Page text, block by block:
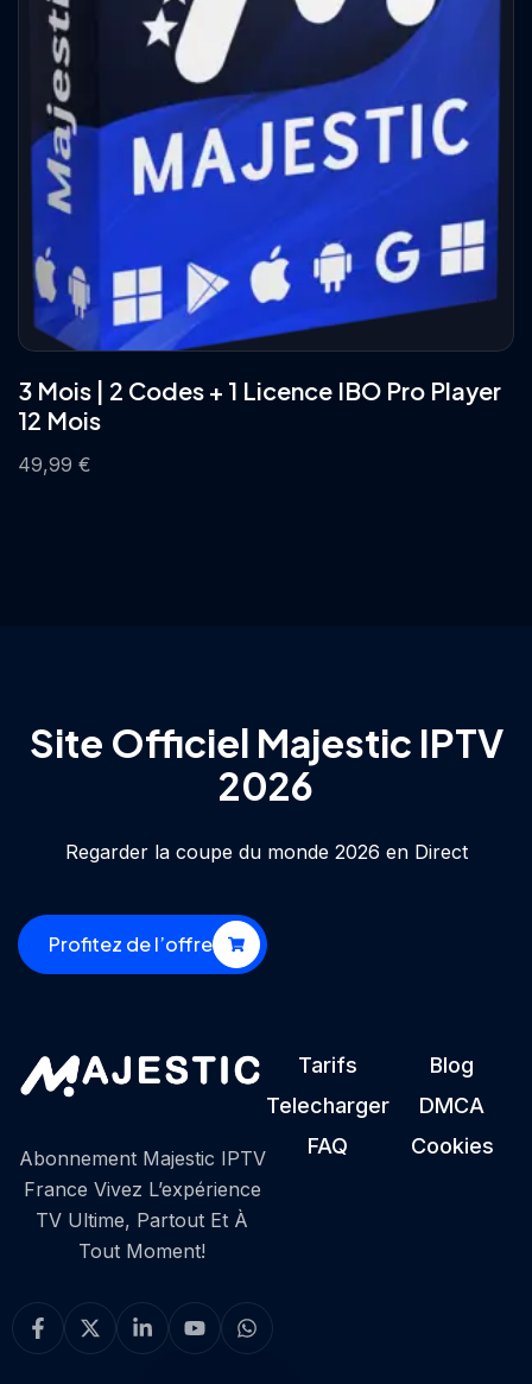
3 Mois | 2 Codes + 1 Licence IBO Pro Player
12 Mois
49,99 €
Site Officiel Majestic IPTV
2026
Regarder la coupe du monde 2026 en Direct
Profitez de l’offre
Abonnement Majestic IPTV
France Vivez L’expérience
TV Ultime, Partout Et À
Tout Moment!
Tarifs
Telecharger
FAQ
Blog
DMCA
Cookies